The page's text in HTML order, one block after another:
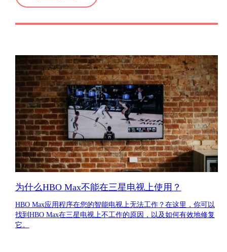
为什么HBO Max不能在三星电视上使用？
HBO Max应用程序在您的智能电视上无法工作？在这里，你可以
找到HBO Max在三星电视上不工作的原因，以及如何有效地修复
它。